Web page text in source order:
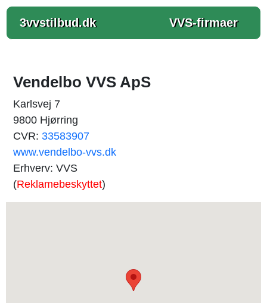
3vvstilbud.dk VVS-firmaer
Vendelbo VVS ApS
Karlsvej 7
9800 Hjørring
CVR: 33583907
www.vendelbo-vvs.dk
Erhverv: VVS
(Reklamebeskyttet)